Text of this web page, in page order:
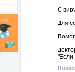
С
Для
"Если